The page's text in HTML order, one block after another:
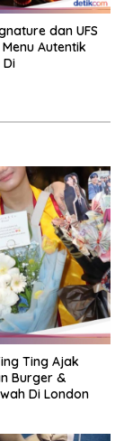
dan UFS
Autentik
Ting Ajak
Burger &
Di London